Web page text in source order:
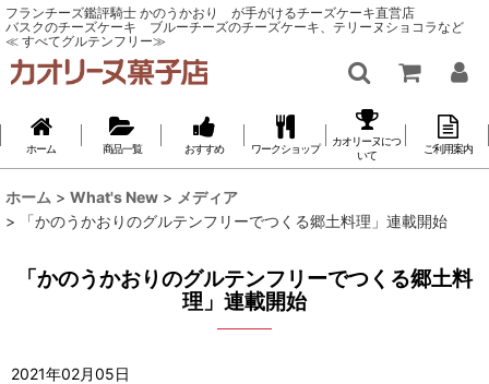
フランチーズ鑑評騎士 かのうかおり が手がけるチーズケーキ直営店
バスクのチーズケーキ ブルーチーズのチーズケーキ、テリーヌショコラなど
≪ すべてグルテンフリー≫
ホーム 商品一覧 おすすめ ワークショップ
カオリーヌにつ
いて
ご利用案内
ホーム > What's New > メディア
>
「かのうかおりのグルテンフリーでつくる郷土料理」連載開始
「かのうかおりのグルテンフリーでつくる郷土料
理」連載開始
2021年02月05日